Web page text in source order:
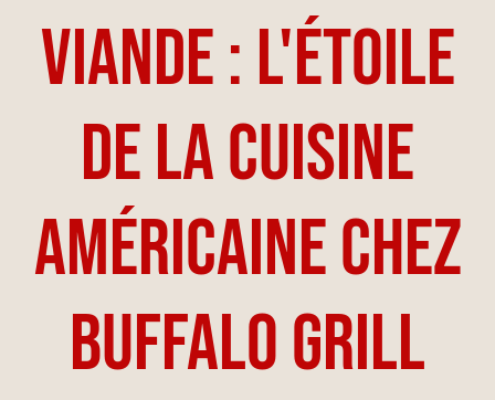
Viande : L'étoile
de la cuisine
américaine chez
Buffalo Grill